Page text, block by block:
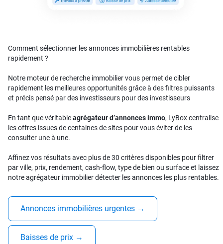
Comment sélectionner les annonces immobilières rentables
rapidement ?
Notre moteur de recherche immobilier vous permet de cibler
rapidement les meilleures opportunités grâce à des filtres puissants
et précis pensé par des investisseurs pour des investisseurs
En tant que véritableagrégateur d’annonces immo, LyBox centralise
les offres issues de centaines de sites pour vous éviter de les
consulter une à une.
Affinez vos résultats avec plus de 30 critères disponibles pour filtrer
par ville, prix, rendement, cash-flow, type de bien ou surface et laissez
notre agrégateur immobilier détecter les annonces les plus rentables.
Annonces immobilières urgentes →
Baisses de prix →